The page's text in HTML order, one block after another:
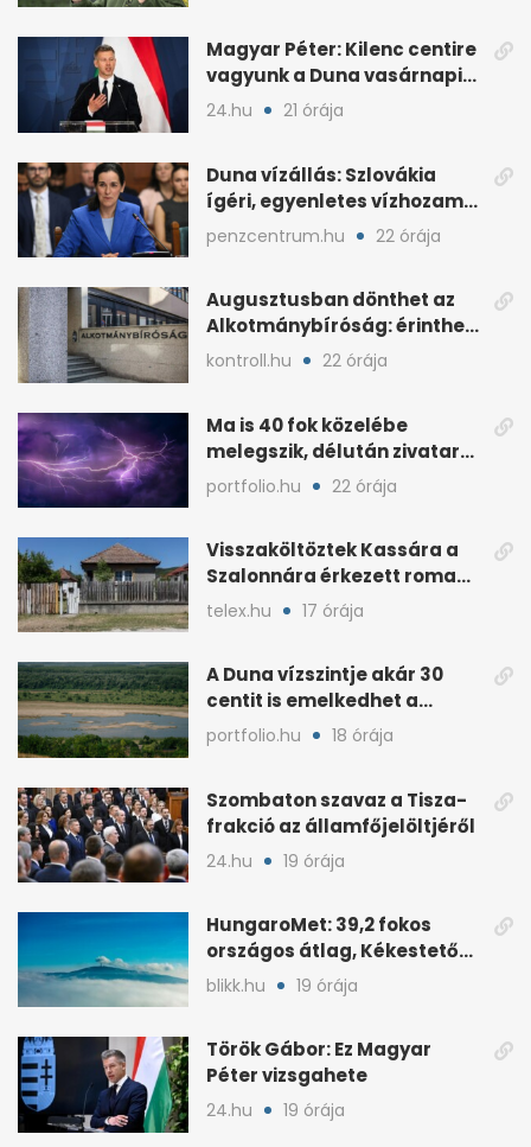
Magyar Péter: Kilenc centire
vagyunk a Duna vasárnapi
mélypontjától
24.hu 21 órája
Duna vízállás: Szlovákia
ígéri, egyenletes vízhozam
jön Magyarországra
penzcentrum.hu 22 órája
Augusztusban dönthet az
Alkotmánybíróság: érintheti
az uniós forrásokat
kontroll.hu 22 órája
Ma is 40 fok közelébe
melegszik, délután zivatar
és viharos szél jöhet
portfolio.hu 22 órája
Visszaköltöztek Kassára a
Szalonnára érkezett roma
családok
telex.hu 17 órája
A Duna vízszintje akár 30
centit is emelkedhet a
nyugati esők után
portfolio.hu 18 órája
Szombaton szavaz a Tisza-
frakció az államfőjelöltjéről
24.hu 19 órája
HungaroMet: 39,2 fokos
országos átlag, Kékestetőn
hajszál híján rekord
blikk.hu 19 órája
Török Gábor: Ez Magyar
Péter vizsgahete
24.hu 19 órája